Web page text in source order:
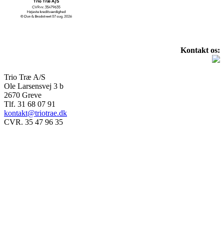
Kontakt os:
Trio Træ A/S
Ole Larsensvej 3 b
2670 Greve
Tlf. 31 68 07 91
kontakt@triotrae.dk
CVR. 35 47 96 35